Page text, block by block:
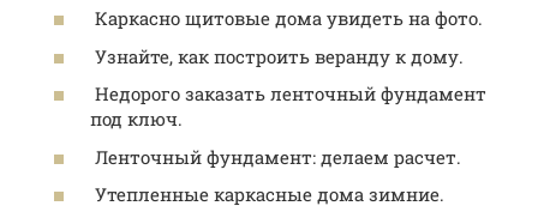
Каркасно щитовые дома увидеть на фото.
Узнайте, как построить веранду к дому.
Недорого заказать ленточный фундамент
под ключ.
Ленточный фундамент: делаем расчет.
Утепленные каркасные дома зимние.